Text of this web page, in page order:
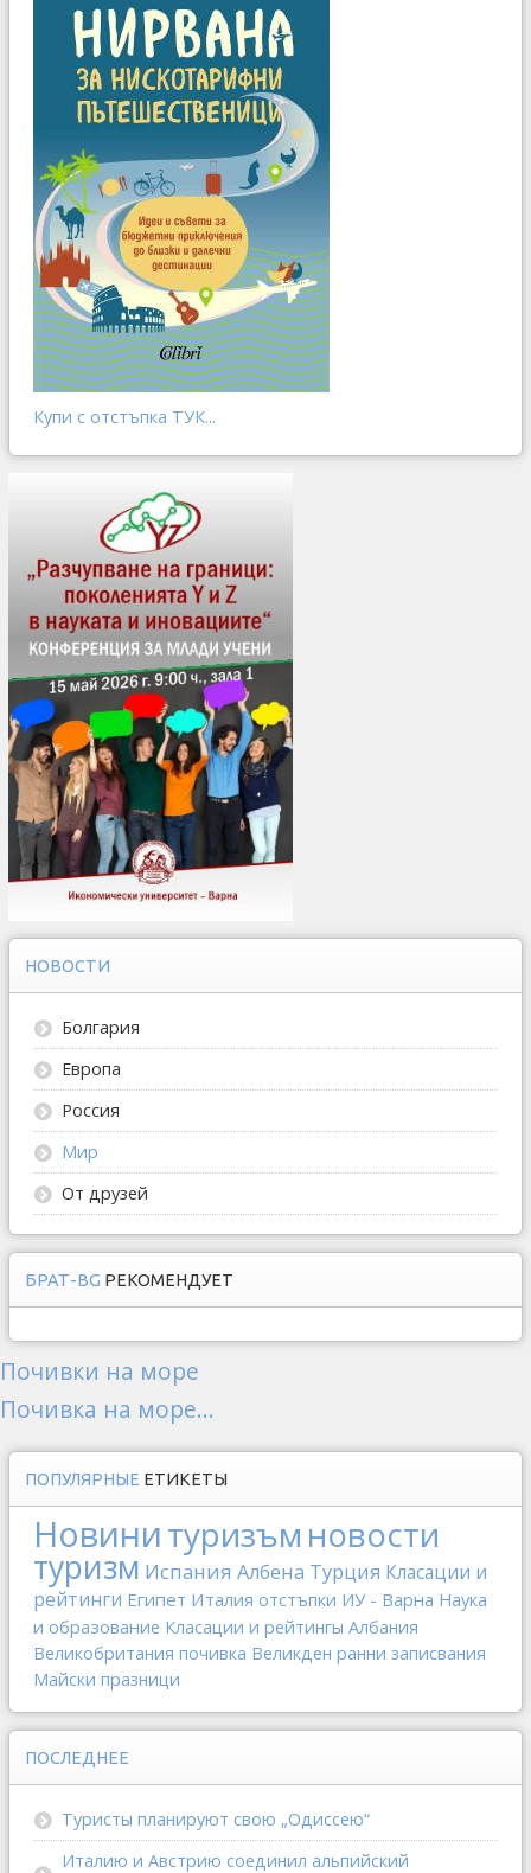
Купи с отстъпка ТУК...
НОВОСТИ
Болгария
Европа
Россия
Мир
От друзей
БРАТ-BG РЕКОМЕНДУЕТ
Почивки на море
Почивка на море...
ПОПУЛЯРНЫЕ ЕТИКЕТЫ
Новинитуризъм новости
туризм Испания Албена Турция Класации и
рейтинги Египет Италия отстъпки ИУ - Варна Наука
и образование Класации и рейтингы Албания
Великобритания почивка Великден ранни записвания
Майски празници
ПОСЛЕДНЕЕ
Туристы планируют свою „Одиссею“
Италию и Австрию соединил альпийский